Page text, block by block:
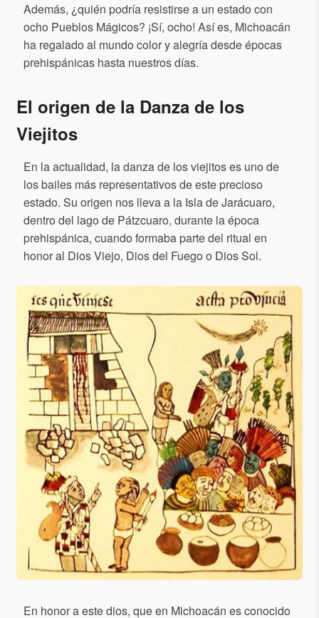
Además, ¿quién podría resistirse a un estado con
ocho Pueblos Mágicos? ¡Sí, ocho! Así es, Michoacán
ha regalado al mundo color y alegría desde épocas
prehispánicas hasta nuestros días.
El origen de la Danza de los
Viejitos
En la actualidad, la danza de los viejitos es uno de
los bailes más representativos de este precioso
estado. Su origen nos lleva a la Isla de Jarácuaro,
dentro del lago de Pátzcuaro, durante la época
prehispánica, cuando formaba parte del ritual en
honor al Dios Viejo, Dios del Fuego o Dios Sol.
En honor a este dios, que en Michoacán es conocido